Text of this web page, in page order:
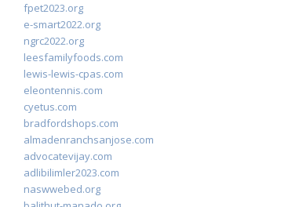
fpet2023.org
e-smart2022.org
ngrc2022.org
leesfamilyfoods.com
lewis-lewis-cpas.com
eleontennis.com
cyetus.com
bradfordshops.com
almadenranchsanjose.com
advocatevijay.com
adlibilimler2023.com
naswwebed.org